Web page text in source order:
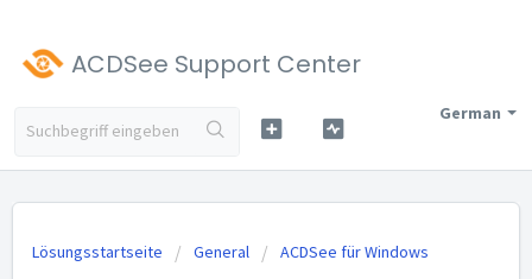
ACDSee Support Center
German
Lösungsstartseite General ACDSee für Windows